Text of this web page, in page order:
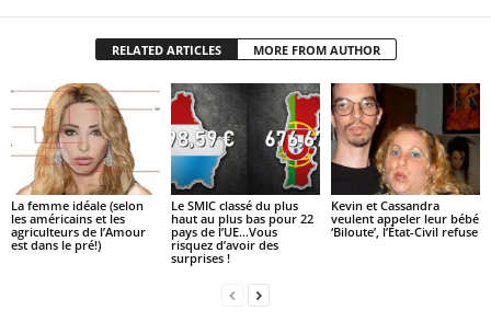
RELATED ARTICLES MORE FROM AUTHOR
La femme idéale (selon
les américains et les
agriculteurs de l’Amour
est dans le pré!)
Le SMIC classé du plus
haut au plus bas pour 22
pays de l’UE…Vous
risquez d’avoir des
surprises !
Kevin et Cassandra
veulent appeler leur bébé
‘Biloute’, l’État-Civil refuse